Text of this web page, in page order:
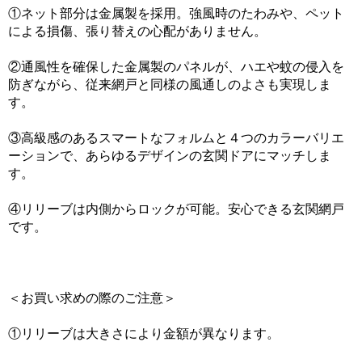
①ネット部分は金属製を採用。強風時のたわみや、ペット
による損傷、張り替えの心配がありません。
②通風性を確保した金属製のパネルが、ハエや蚊の侵入を
防ぎながら、従来網戸と同様の風通しのよさも実現しま
す。
③高級感のあるスマートなフォルムと４つのカラーバリエ
ーションで、あらゆるデザインの玄関ドアにマッチしま
す。
④リリーブは内側からロックが可能。安心できる玄関網戸
です。
＜お買い求めの際のご注意＞
①リリーブは大きさにより金額が異なります。